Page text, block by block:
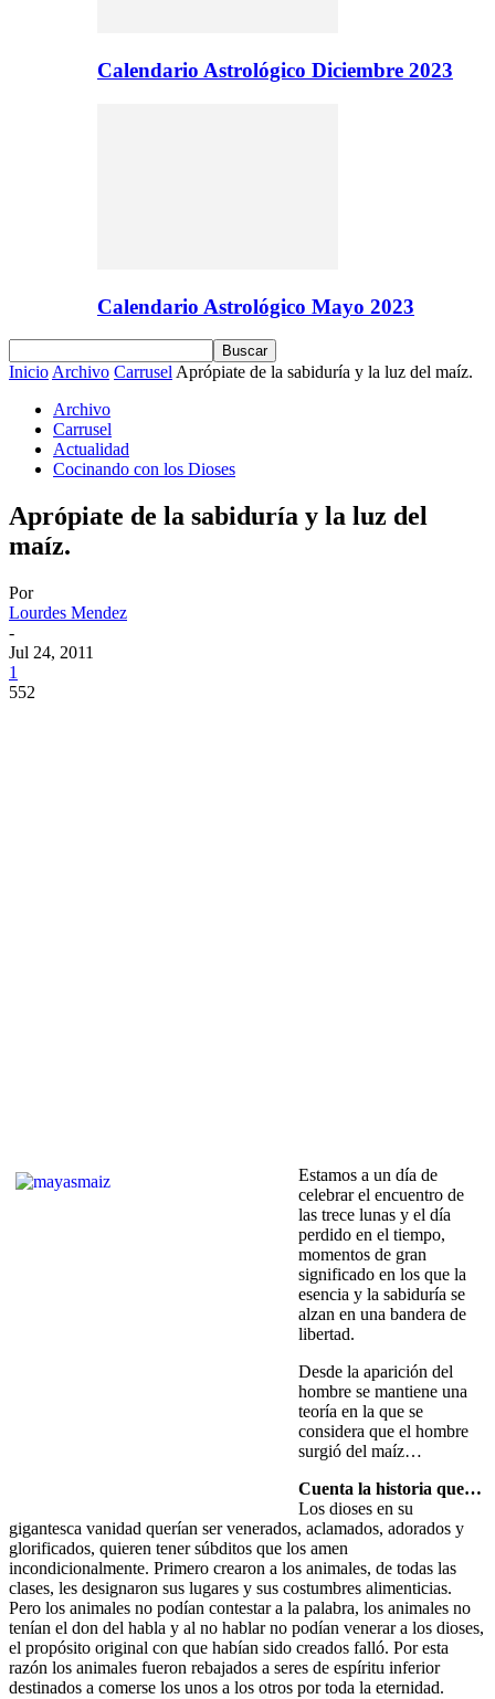
Calendario Astrológico Diciembre 2023
Calendario Astrológico Mayo 2023
Inicio Archivo Carrusel Aprópiate de la sabiduría y la luz del maíz.
Archivo
Carrusel
Actualidad
Cocinando con los Dioses
Aprópiate de la sabiduría y la luz del
maíz.
Por
Lourdes Mendez
-
Jul 24, 2011
1
552
Estamos a un día de
celebrar el encuentro de
las trece lunas y el día
perdido en el tiempo,
momentos de gran
significado en los que la
esencia y la sabiduría se
alzan en una bandera de
libertad.
Desde la aparición del
hombre se mantiene una
teoría en la que se
considera que el hombre
surgió del maíz…
Cuenta la historia que…
Los dioses en su
gigantesca vanidad querían ser venerados, aclamados, adorados y
glorificados, quieren tener súbditos que los amen
incondicionalmente. Primero crearon a los animales, de todas las
clases, les designaron sus lugares y sus costumbres alimenticias.
Pero los animales no podían contestar a la palabra, los animales no
tenían el don del habla y al no hablar no podían venerar a los dioses,
el propósito original con que habían sido creados falló. Por esta
razón los animales fueron rebajados a seres de espíritu inferior
destinados a comerse los unos a los otros por toda la eternidad.